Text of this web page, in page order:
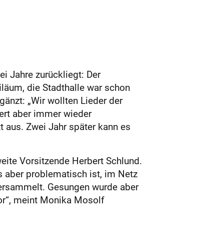
Jahre zurückliegt: Der
die Stadthalle war schon
„Wir wollten Lieder der
aber immer wieder
Zwei Jahr später kann es
Vorsitzende Herbert Schlund.
aber problematisch ist, im Netz
Gesungen wurde aber
meint Monika Mosolf